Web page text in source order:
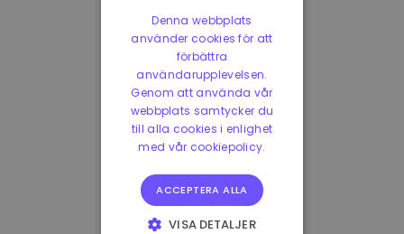
Denna webbplats
använder cookies för att
förbättra
användarupplevelsen.
Genom att använda vår
webbplats samtycker du
till alla cookies i enlighet
med vår cookiepolicy.
ACCEPTERA ALLA
VISA DETALJER